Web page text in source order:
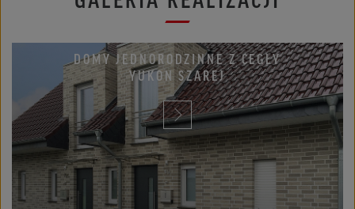
Domy jednorodzinne
DOMY JEDNORODZINNE Z CEGŁY
YUKON SZAREJ